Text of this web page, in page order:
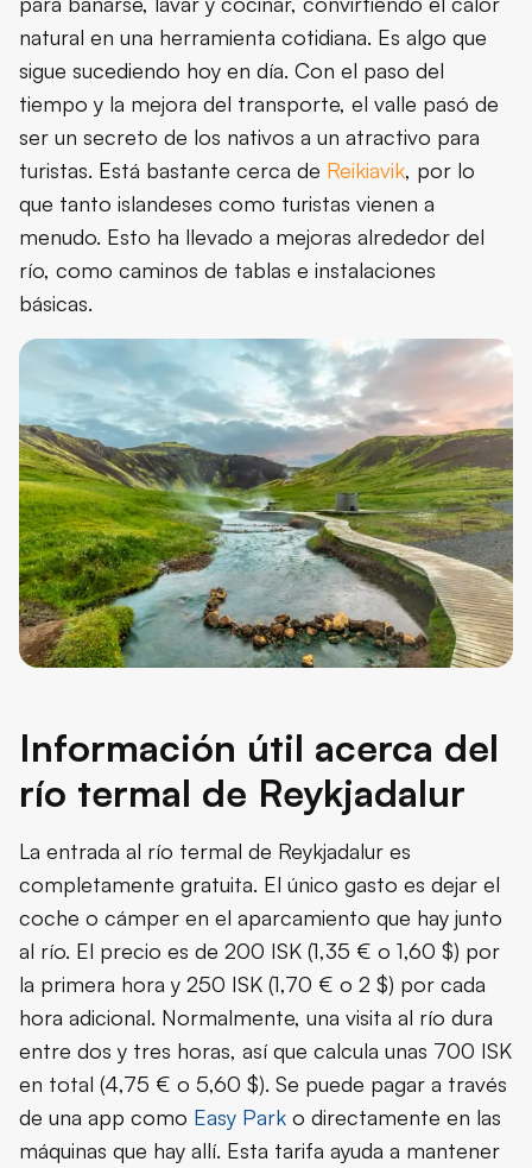
natural en una herramienta cotidiana. Es algo que
sigue sucediendo hoy en día. Con el paso del
tiempo y la mejora del transporte, el valle pasó de
ser un secreto de los nativos a un atractivo para
turistas. Está bastante cerca de Reikiavik, por lo
que tanto islandeses como turistas vienen a
menudo. Esto ha llevado a mejoras alrededor del
río, como caminos de tablas e instalaciones
básicas.
Información útil acerca del
río termal de Reykjadalur
La entrada al río termal de Reykjadalur es
completamente gratuita. El único gasto es dejar el
coche o cámper en el aparcamiento que hay junto
al río. El precio es de 200 ISK (1,35 € o 1,60 $) por
la primera hora y 250 ISK (1,70 € o 2 $) por cada
hora adicional. Normalmente, una visita al río dura
entre dos y tres horas, así que calcula unas 700 ISK
en total (4,75 € o 5,60 $). Se puede pagar a través
de una app como Easy Park o directamente en las
máquinas que hay allí. Esta tarifa ayuda a mantener